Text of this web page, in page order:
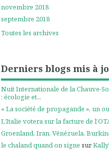
novembre 2018
septembre 2018
Toutes les archives
Derniers blogs mis à
Nuit Internationale de la Chauve-
: écologie et...
« La société de propagande », un
L’Italie votera sur la facture de
Groenland, Iran, Vénézuela,
le chaland quand on signe sur